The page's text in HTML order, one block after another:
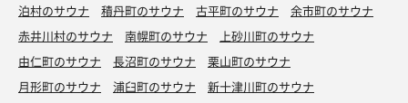
泊村のサウナ
積丹町のサウナ 古平町のサウナ
余市町のサウナ
赤井川村のサウナ
南幌町のサウナ
上砂川町のサウナ
由仁町のサウナ
長沼町のサウナ
栗山町のサウナ
月形町のサウナ
浦臼町のサウナ
新十津川町のサウナ